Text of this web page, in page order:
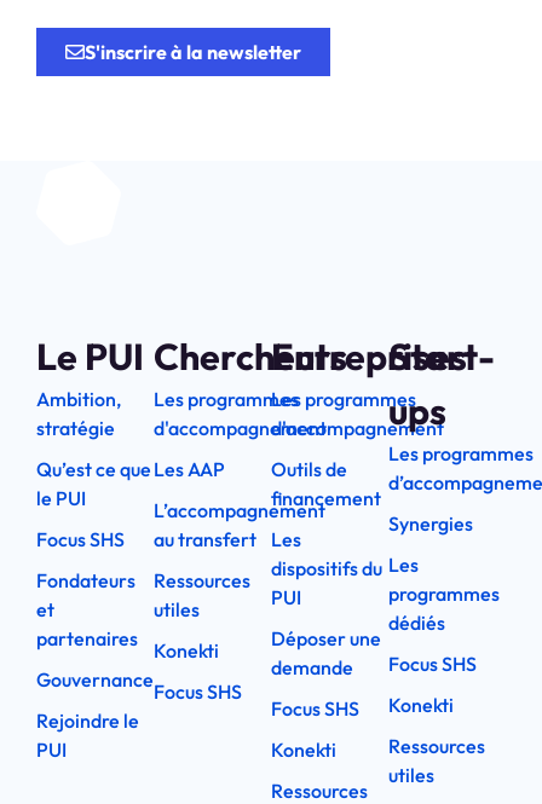
S'inscrire à la newsletter
Le PUI
Ambition,
stratégie
Qu’est ce que
le PUI
Focus SHS
Fondateurs
et
partenaires
Gouvernance
Rejoindre le
PUI
Chercheurs
Les programmes
d'accompagnement
Les AAP
L’accompagnement
au transfert
Ressources
utiles
Konekti
Focus SHS
Entreprises
Les programmes
d'accompagnement
Outils de
financement
Les
dispositifs du
PUI
Déposer une
demande
Focus SHS
Konekti
Ressources
Start-
ups
Les programmes
Synergies
Les
programmes
dédiés
Focus SHS
Konekti
Ressources
utiles